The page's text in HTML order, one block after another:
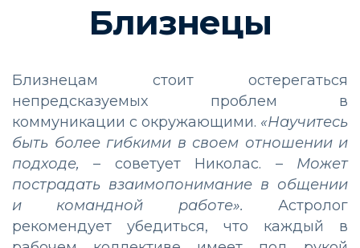
Близнецы
Близнецам стоит остерегаться
непредсказуемых проблем в
коммуникации с окружающими. «Научитесь
быть более гибкими в своем отношении и
подходе, – советует Николас. – Может
пострадать взаимопонимание в общении
и командной работе». Астролог
рекомендует убедиться, что каждый в